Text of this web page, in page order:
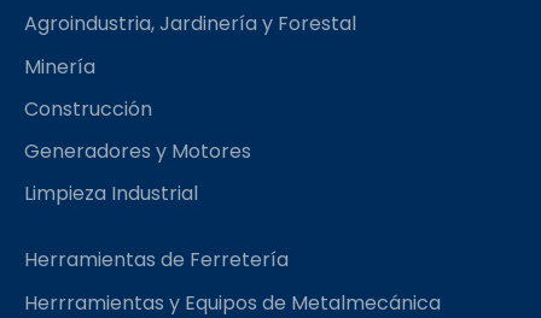
o r
Agroindustria, Jardinería y Forestal
Minería
Construcción
Generadores y Motores
Limpieza Industrial
Herramientas de Ferretería
Herrramientas y Equipos de Metalmecánica